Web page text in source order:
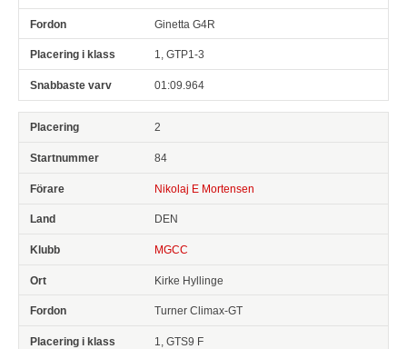
Ginetta G4R
1, GTP1-3
01:09.964
2
84
Nikolaj E Mortensen
DEN
MGCC
Kirke Hyllinge
Turner Climax-GT
1, GTS9 F